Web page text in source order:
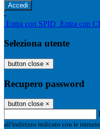
-
Entra con SPID Entra con
Seleziona utente
button close ×
Recupero password
button close ×
all'indirizzo indicato con le